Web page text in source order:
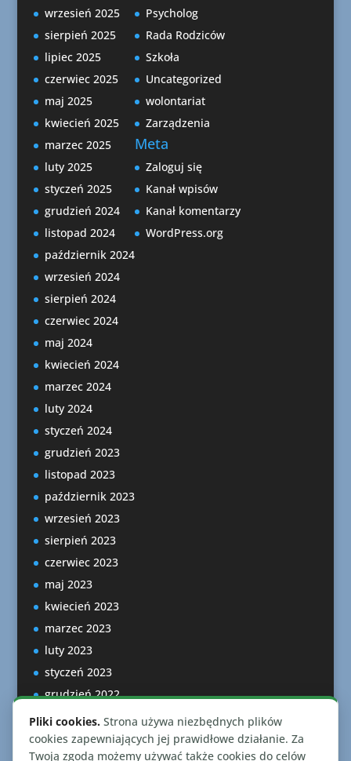
wrzesień 2025
sierpień 2025
lipiec 2025
czerwiec 2025
maj 2025
kwiecień 2025
marzec 2025
luty 2025
styczeń 2025
grudzień 2024
listopad 2024
październik 2024
wrzesień 2024
sierpień 2024
czerwiec 2024
maj 2024
kwiecień 2024
marzec 2024
luty 2024
styczeń 2024
grudzień 2023
listopad 2023
październik 2023
wrzesień 2023
sierpień 2023
czerwiec 2023
maj 2023
kwiecień 2023
marzec 2023
luty 2023
styczeń 2023
grudzień 2022
listopad 2022
październik 2022
Psycholog
Rada Rodziców
Szkoła
Uncategorized
wolontariat
Zarządzenia
Meta
Zaloguj się
Kanał wpisów
Kanał komentarzy
WordPress.org
Pliki cookies. Strona używa niezbędnych plików
cookies zapewniających jej prawidłowe działanie. Za
Twoją zgodą możemy używać także cookies do celów